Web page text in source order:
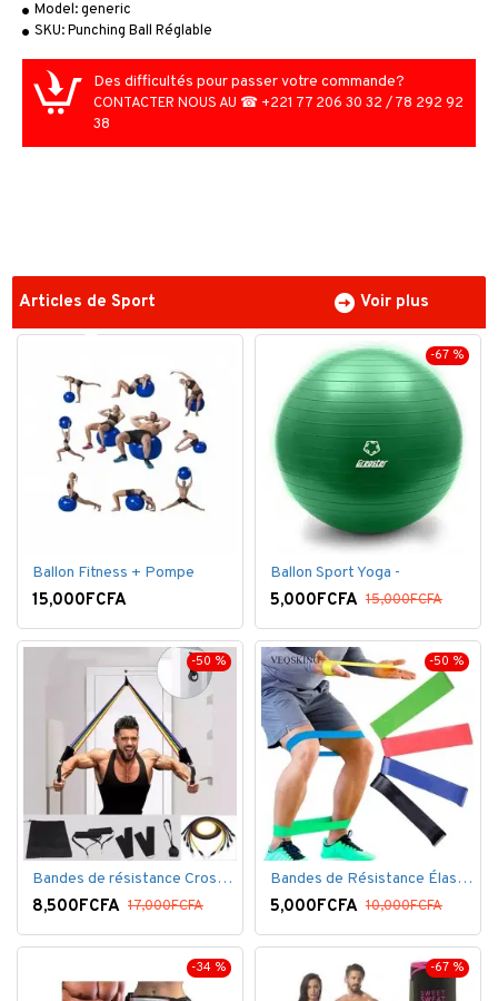
Model:generic
SKU:Punching Ball Réglable
Des difficultés pour passer votre commande?
CONTACTER NOUS AU ☎ +221 77 206 30 32 / 78 292 92
38
Articles de Sport Voir plus
Ballon Fitness + Pompe
15,000FCFA
-67 %
Ballon Sport Yoga -
5,000FCFA 15,000FCFA
-50 %
Bandes de résistance Crossfit pour la remise en forme - 11 pièces/ensemble - Élastique- Caoutchouc
8,500FCFA 17,000FCFA
-50 %
Bandes de Résistance Élastique Latex pour Salle de Gym, Exercice, Yoga, Pilâtes, Kinésithérapie, Rééducation
5,000FCFA 10,000FCFA
-34 % -67 %